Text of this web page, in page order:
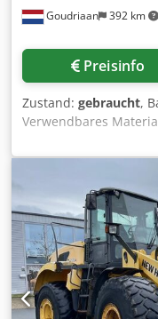
Goudriaan 392 km
Preisinfo
Zustand: gebraucht,
Verwendbares